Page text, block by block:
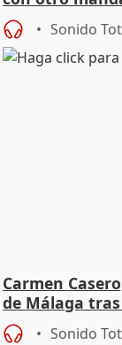
Sonido
Carmen
de Málaga tras
Sonido